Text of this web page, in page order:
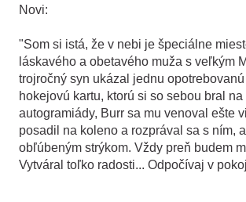
Novi:
"Som si istá, že v nebi je špeciálne
láskavého a obetavého muža s veľkým
trojročný syn ukázal jednu
hokejovú kartu, ktorú si so sebou bral na
autogramiády, Burr sa mu venoval ešte
posadil na koleno a rozprával sa s ním,
obľúbeným strýkom. Vždy preň budem
Vytváral toľko radosti... Odpočívaj v